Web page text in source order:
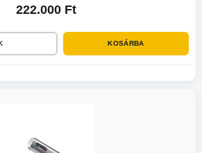
222.000 Ft
KOSÁRBA